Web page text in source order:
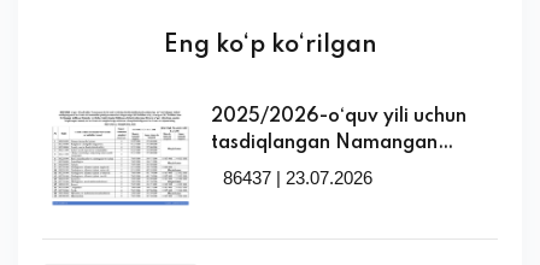
Eng ko‘p ko‘rilgan
2025/2026-o‘quv yili uchun
tasdiqlangan Namangan
davlat universitetida
86437 | 23.07.2026